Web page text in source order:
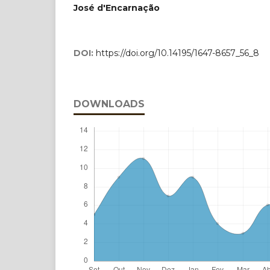
José d'Encarnação
DOI: https://doi.org/10.14195/1647-8657_56_8
DOWNLOADS